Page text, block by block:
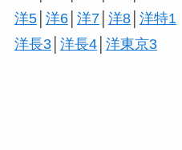
洋5│ 洋6│ 洋7│ 洋8│ 洋特1
洋長3│ 洋長4│ 洋東京3